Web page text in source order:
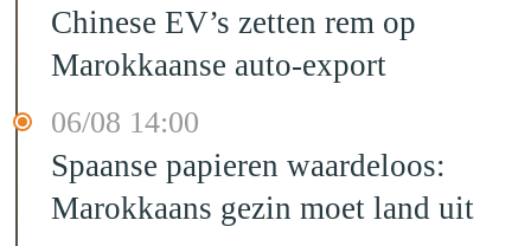
Chinese EV’s zetten rem op
Marokkaanse auto-export
06/08 14:00
Spaanse papieren waardeloos:
Marokkaans gezin moet land uit